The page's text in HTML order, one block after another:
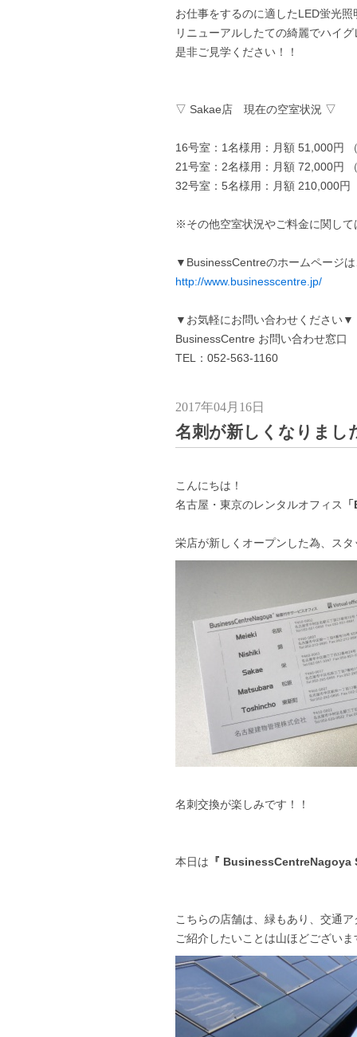
お仕事をするのに適したLED蛍光
リニューアルしたての綺麗でハイ
是非ご見学ください！！
▽ Sakae店 現在の空室状況 ▽
16号室：1名様用：月額 51,000円
21号室：2名様用：月額 72,000円
32号室：5名様用：月額 210,000円
※その他空室状況やご料金に関し
▼BusinessCentreのホームページ
http://www.businesscentre.jp/
▼お気軽にお問い合わせください▼
BusinessCentre お問い合わせ窓口
TEL：052-563-1160
2017年04月16日
名刺が新しくなりまし
こんにちは！
名古屋・東京のレンタルオフィス
栄店が新しくオープンした為、ス
名刺交換が楽しみです！！
本日は 『 BusinessCentreNagoya
こちらの店舗は、緑もあり、交通
ご紹介したいことは山ほどござい